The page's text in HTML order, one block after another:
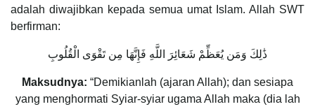
adalah diwajibkan kepada semua umat Islam. Allah SWT
berfirman:
ذَٰلِكَ وَمَن يُعَظِّمْ شَعَائِرَ اللَّهِ فَإِنَّهَا مِن تَقْوَى الْقُلُوبِ
Maksudnya: “Demikianlah (ajaran Allah); dan sesiapa
yang menghormati Syiar-syiar ugama Allah maka (dia lah